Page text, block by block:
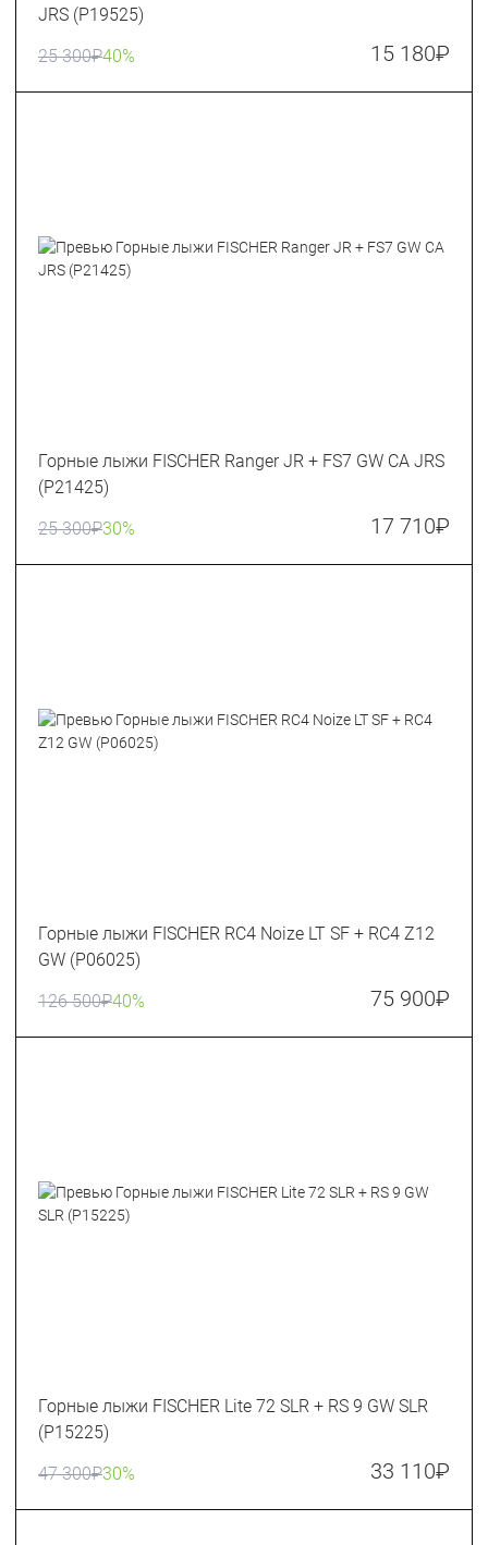
JRS (P19525)
25 300₽40% 15 180₽
Горные лыжи FISCHER Ranger JR + FS7 GW CA JRS
(P21425)
25 300₽30% 17 710₽
Горные лыжи FISCHER RC4 Noize LT SF + RC4 Z12
GW (P06025)
126 500₽40% 75 900₽
Горные лыжи FISCHER Lite 72 SLR + RS 9 GW SLR
(P15225)
47 300₽30% 33 110₽